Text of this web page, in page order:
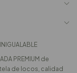
PREMIUM de
de locos, calidad